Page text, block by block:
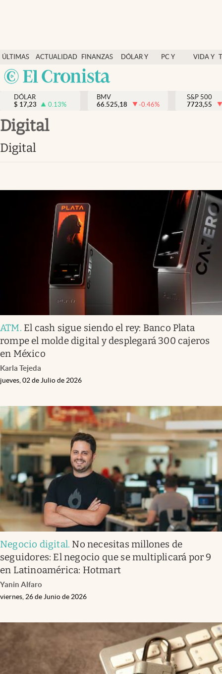
ÚLTIMAS
NOTICIAS
ACTUALIDAD
FINANZAS
Y
ECONOMÍA
DÓLAR Y
PC Y
VIDA Y
México
Actualidad
Finanzas y economía
Dólar y mercados
Opinión
Brand Strategy
Vida y estilo
abre en nueva pestaña
DÓLAR
$ 17,23 0.13%
BMV
66.525,18
-0.46%
S&P 500
7723,55
digital
digital
ATM. El cash sigue siendo el rey: Banco Plata
rompe el molde digital y desplegará 300 cajeros
en México
Karla Tejeda
jueves, 02 de Julio de 2026
Negocio digital. No necesitas millones de
seguidores: El negocio que se multiplicará por 9
en Latinoamérica: Hotmart
Yanin Alfaro
viernes, 26 de Junio de 2026